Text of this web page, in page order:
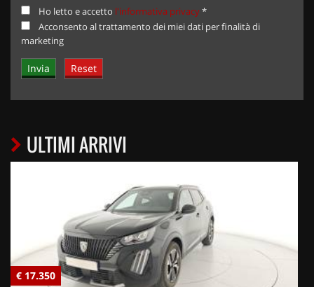
Ho letto e accetto l'informativa privacy*
Acconsento al trattamento dei miei dati per finalità di
marketing
ULTIMI ARRIVI
€ 17.350